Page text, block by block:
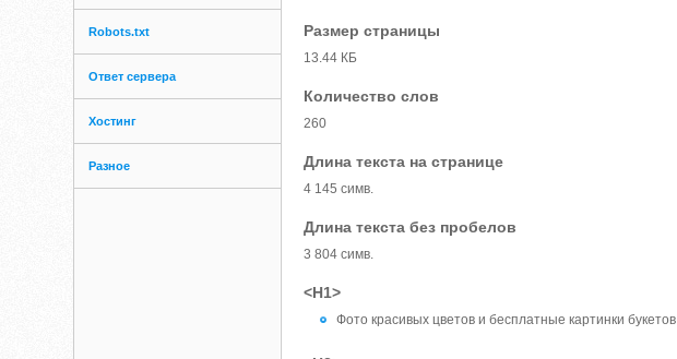
Robots.txt
Ответ сервера
Хостинг
Разное
Размер страницы
13.44 КБ
Количество слов
260
Длина текста на странице
4 145 симв.
Длина текста без пробелов
3 804 симв.
<H1>
Фото красивых цветов и бесплатные картинки букетов